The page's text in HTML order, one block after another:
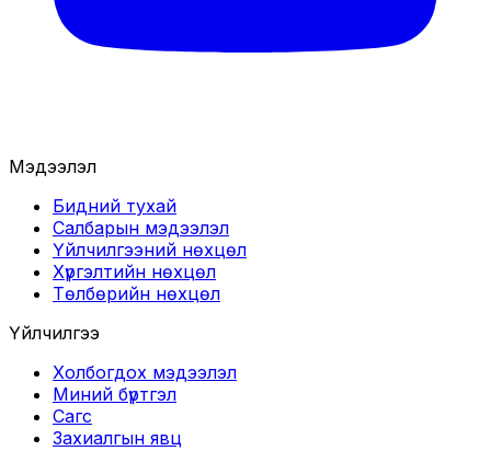
Мэдээлэл
Бидний тухай
Салбарын мэдээлэл
Үйлчилгээний нөхцөл
Хүргэлтийн нөхцөл
Төлбөрийн нөхцөл
Үйлчилгээ
Холбогдох мэдээлэл
Миний бүртгэл
Сагс
Захиалгын явц